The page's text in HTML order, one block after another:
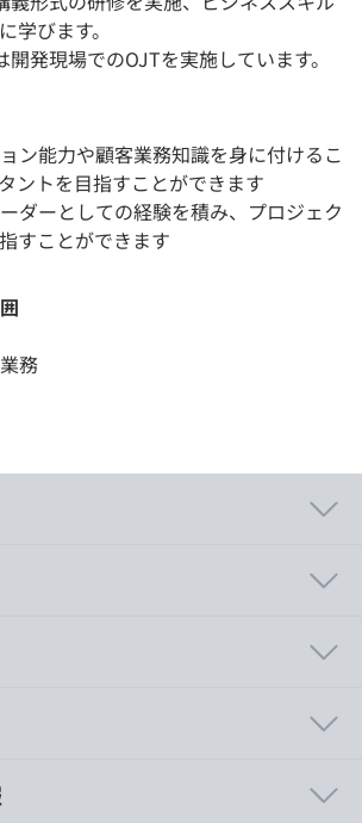
学びます。
発現場でのOJTを実施しています。
ン能力や顧客業務知識を身に付けるこ
ントを目指すことができます
ダーとしての経験を積み、プロジェク
すことができます
務
析・提案・開発・サポートまでお客様
線で考えてIT対応をおこなうことによ
仕組みがどのように活用されるのか、
たします。（固定残業代なし）